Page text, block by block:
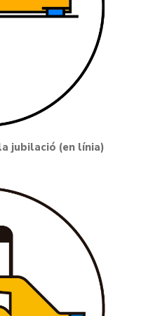
jubilació (en línia)